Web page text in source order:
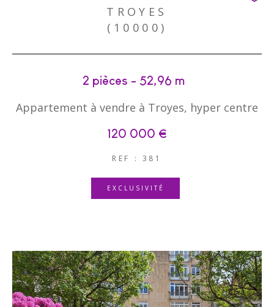
TROYES
(10000)
2 pièces - 52,96 m²
Appartement à vendre à Troyes, hyper centre
120 000 €
REF : 381
EXCLUSIVITÉ